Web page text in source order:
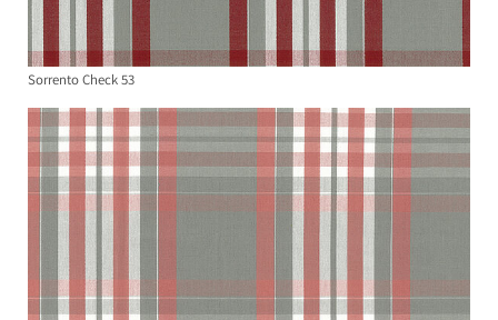
Sorrento Check 53